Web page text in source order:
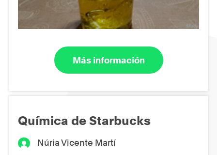
Más información
Química de Starbucks
Núria Vicente Martí